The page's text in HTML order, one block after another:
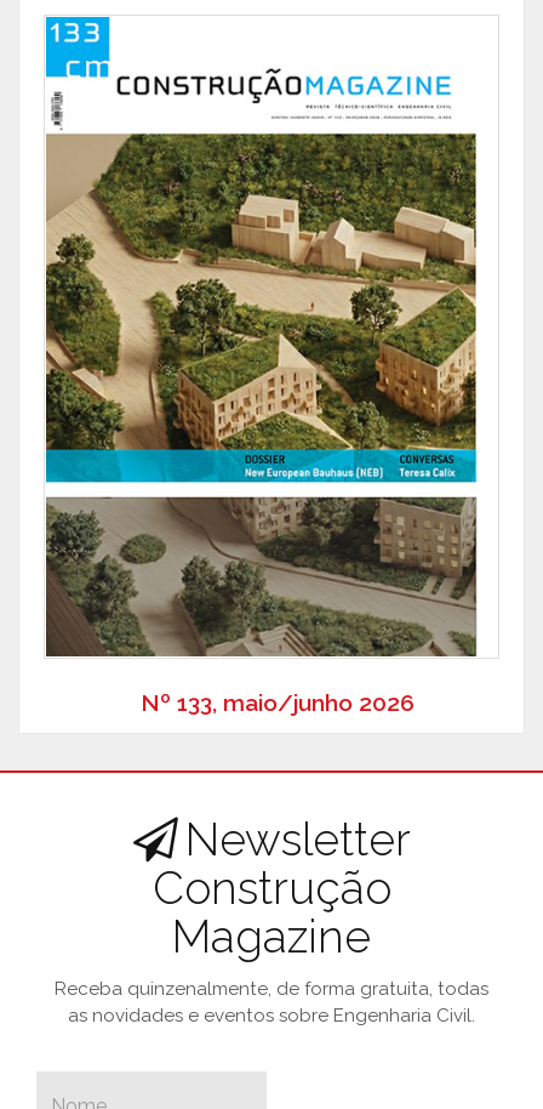
Nº 133, maio/junho 2026
Newsletter
Construção
Magazine
Receba quinzenalmente, de forma gratuita, todas
as novidades e eventos sobre Engenharia Civil.